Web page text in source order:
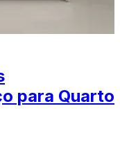
para Quarto